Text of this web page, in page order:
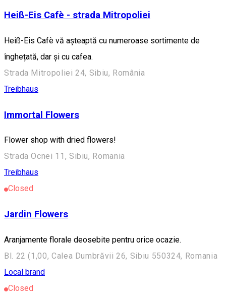
Heiß-Eis Cafè - strada Mitropoliei
Heiß-Eis Cafè vă așteaptă cu numeroase sortimente de
înghețată, dar și cu cafea.
Strada Mitropoliei 24, Sibiu, România
Treibhaus
Immortal Flowers
Flower shop with dried flowers!
Strada Ocnei 11, Sibiu, Romania
Treibhaus
Closed
Jardin Flowers
Aranjamente florale deosebite pentru orice ocazie.
Bl. 22 (1,00, Calea Dumbrăvii 26, Sibiu 550324, Romania
Local brand
Closed